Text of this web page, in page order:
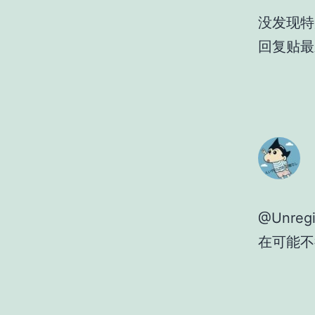
没发现
回复贴
在可能